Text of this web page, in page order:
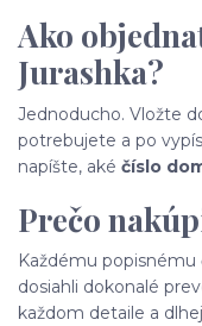
Ako
Jurashka?
Jednoducho. Vložte
potrebujete a po
napíšte, aké číslo
Prečo
Každému
dosiahli dokonalé
každom detaile a